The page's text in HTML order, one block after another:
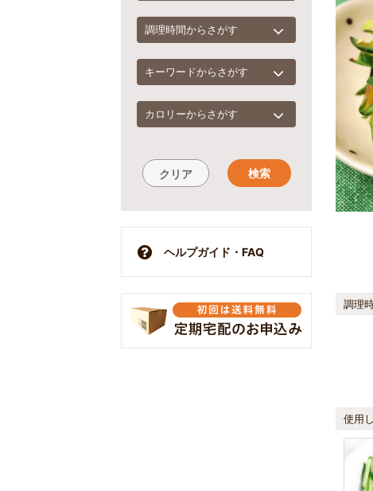
調理
使用
調理時間からさがす
キーワードからさがす
カロリーからさがす
クリア 検索
ヘルプガイド・FAQ